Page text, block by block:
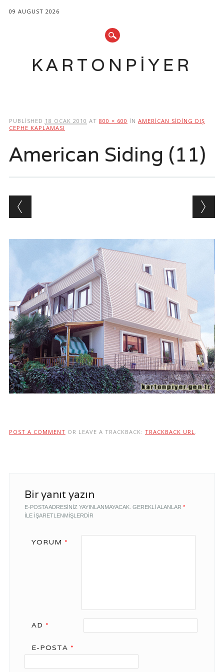
09 AUGUST 2026
KARTONPIYER
content
PUBLISHED 18 OCAK 2010 AT 800 × 600 IN AMERICAN SIDING DIŞ
CEPHE KAPLAMASI
American Siding (11)
POST A COMMENT OR LEAVE A TRACKBACK: TRACKBACK URL.
Bir yanıt yazın
E-POSTA ADRESINIZ YAYINLANMAYACAK. GEREKLI ALANLAR *
ILE IŞARETLENMIŞLERDIR
YORUM *
AD *
E-POSTA *